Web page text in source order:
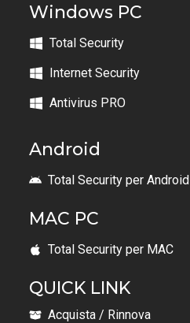
Windows PC
Total Security
Internet Security
Antivirus PRO
Android
Total Security per Android
MAC PC
Total Security per MAC
QUICK LINK
Acquista / Rinnova